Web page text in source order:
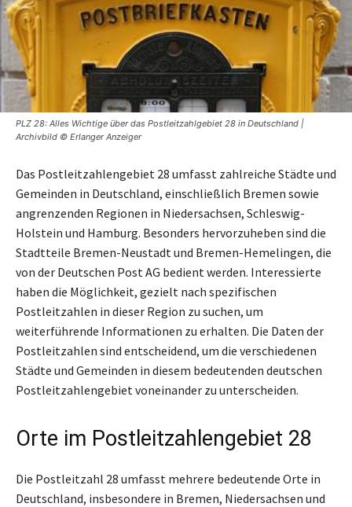
PLZ 28: Alles Wichtige über das Postleitzahlgebiet 28 in Deutschland |
Archivbild © Erlanger Anzeiger
Das Postleitzahlengebiet 28 umfasst zahlreiche Städte und
Gemeinden in Deutschland, einschließlich Bremen sowie
angrenzenden Regionen in Niedersachsen, Schleswig-
Holstein und Hamburg. Besonders hervorzuheben sind die
Stadtteile Bremen-Neustadt und Bremen-Hemelingen, die
von der Deutschen Post AG bedient werden. Interessierte
haben die Möglichkeit, gezielt nach spezifischen
Postleitzahlen in dieser Region zu suchen, um
weiterführende Informationen zu erhalten. Die Daten der
Postleitzahlen sind entscheidend, um die verschiedenen
Städte und Gemeinden in diesem bedeutenden deutschen
Postleitzahlengebiet voneinander zu unterscheiden.
Orte im Postleitzahlengebiet 28
Die Postleitzahl 28 umfasst mehrere bedeutende Orte in
Deutschland, insbesondere in Bremen, Niedersachsen und